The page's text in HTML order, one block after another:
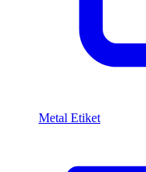
Metal Etiket